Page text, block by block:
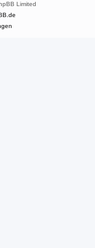
Limited